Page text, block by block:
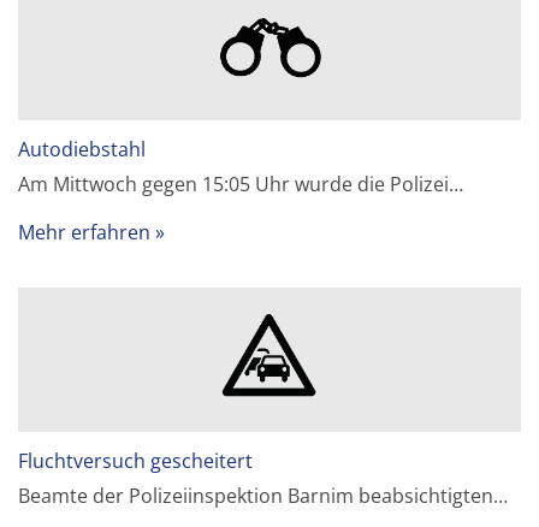
Autodiebstahl
Am Mittwoch gegen 15:05 Uhr wurde die Polizei…
Mehr erfahren
Fluchtversuch gescheitert
Beamte der Polizeiinspektion Barnim beabsichtigten…